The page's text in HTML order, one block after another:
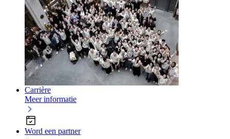
Carrière
Meer informatie
Word een partner